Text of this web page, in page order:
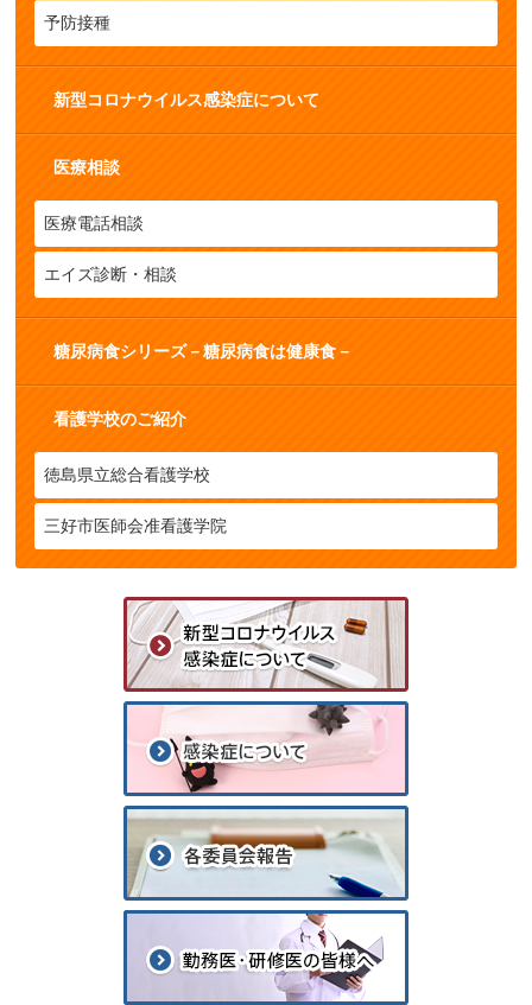
予防接種
新型コロナウイルス感染症について
医療相談
医療電話相談
エイズ診断・相談
糖尿病食シリーズ－糖尿病食は健康食－
看護学校のご紹介
徳島県立総合看護学校
三好市医師会准看護学院